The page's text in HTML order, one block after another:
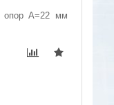
опор А=22 мм